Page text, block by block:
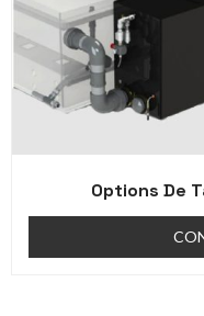
Options De